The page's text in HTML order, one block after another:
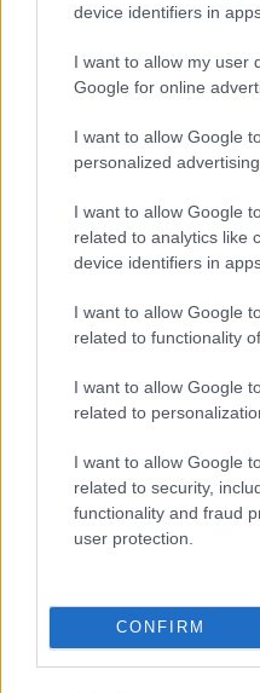
device identifiers in
I want to allow my user
Google for online
I want to allow Google
personalized advertising.
I want to allow Google
related to analytics like
device identifiers in
I want to allow Google
related to functionality
I want to allow Google
related to
I want to allow Google
related to security,
functionality and fraud
user protection.
CONFIRM
A
Szólj hozzá!
A hozzászóláshoz be
BircaHang